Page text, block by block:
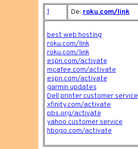
1 De: roku.com/link
best web hosting
roku.com/link
roku.com/link
espn.com/activate
mcafee.com/activate
espn.com/activate
garmin updates
Dell printer customer service
xfinity.com/activate
pbs.org/activate
yahoo customer service
hbogo.com/activate